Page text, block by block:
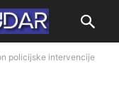
policijske intervencije